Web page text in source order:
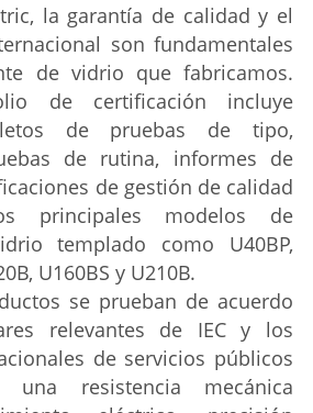
la garantía de calidad y el
son fundamentales
de vidrio que fabricamos.
de certificación incluye
de pruebas de tipo,
de rutina, informes de
de gestión de calidad
principales modelos de
templado como U40BP,
U160BS y U210B.
se prueban de acuerdo
relevantes de IEC y los
de servicios públicos
una resistencia mecánica